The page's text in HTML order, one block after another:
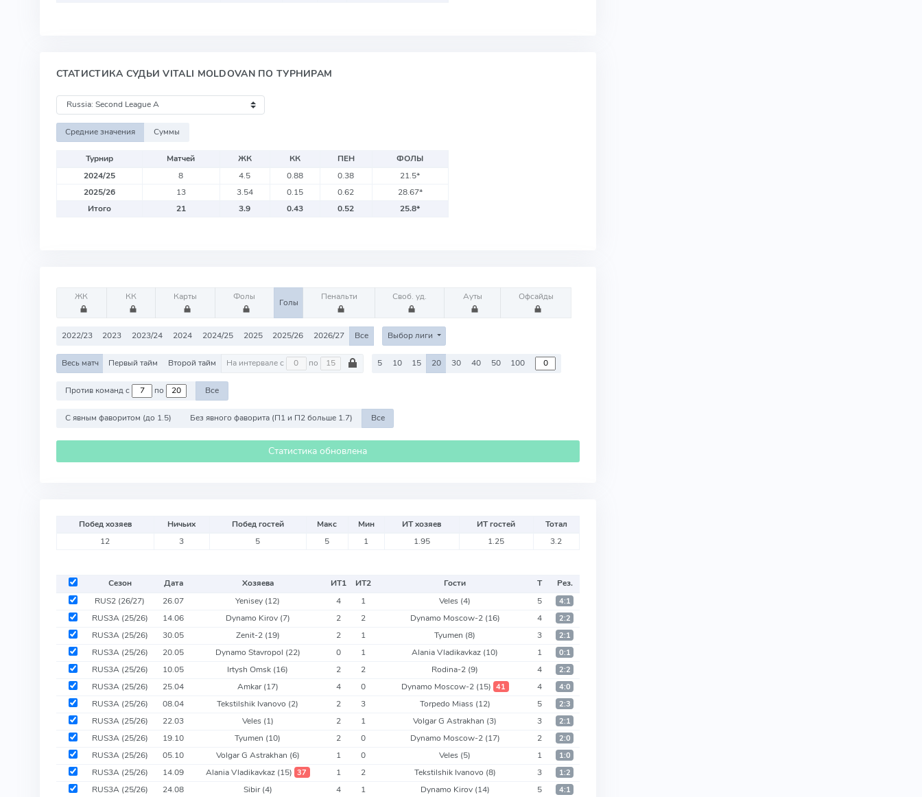
СТАТИСТИКА СУДЬИ VITALI MOLDOVAN ПО ТУРНИРАМ
Средние значения Суммы
Турнир Матчей ЖК КК ПЕН
ФОЛЫ
2024/25
8 4.5 0.88 0.38 21.5*
2025/26
13 3.54 0.15 0.62 28.67*
Итого
21 3.9 0.43 0.52 25.8*
ЖК КК Карты Фолы
Голы
Пенальти Своб. уд. Ауты Офсайды
2022/23 2023 2023/24 2024 2024/25 2025 2025/26 2026/27 Все Выбор лиги
Весь матч Первый тайм Второй тайм На интервале с по 5 10 15 20 30 40 50 100
Против команд с по Все
С явным фаворитом (до 1.5) Без явного фаворита (П1 и П2 больше 1.7) Все
Статистика обновлена
Побед хозяев Ничьих Побед гостей Макс Мин ИТ хозяев ИТ гостей
Тотал
12
3 5 5 1 1.95 1.25 3.2
Сезон Дата Хозяева ИТ1 ИТ2 Гости Т
Рез.
RUS2 (26/27)
26.07 Yenisey (12) 4 1 Veles (4) 5 4:1
RUS3A (25/26) 14.06 Dynamo Kirov (7) 2 2 Dynamo Moscow-2 (16) 4 2:2
RUS3A (25/26) 30.05 Zenit-2 (19) 2 1 Tyumen (8) 3 2:1
RUS3A (25/26) 20.05 Dynamo Stavropol (22) 0 1 Alania Vladikavkaz (10) 1 0:1
RUS3A (25/26) 10.05 Irtysh Omsk (16) 2 2 Rodina-2 (9) 4 2:2
RUS3A (25/26) 25.04 Amkar(17) 4 0 Dynamo Moscow-2 (15) 41 4 4:0
RUS3A (25/26) 08.04 Tekstilshik Ivanovo (2) 2 3 Torpedo Miass (12) 5 2:3
RUS3A (25/26) 22.03 Veles (1) 2 1 Volgar G Astrakhan (3) 3 2:1
RUS3A (25/26) 19.10 Tyumen (10) 2 0 Dynamo Moscow-2 (17) 2 2:0
RUS3A (25/26) 05.10 Volgar G Astrakhan (6) 1 0 Veles (5) 1 1:0
RUS3A (25/26) 14.09 Alania Vladikavkaz (15) 37 1 2 Tekstilshik Ivanovo (8) 3 1:2
RUS3A (25/26) 24.08 Sibir(4) 4 1 Dynamo Kirov (14) 5 4:1